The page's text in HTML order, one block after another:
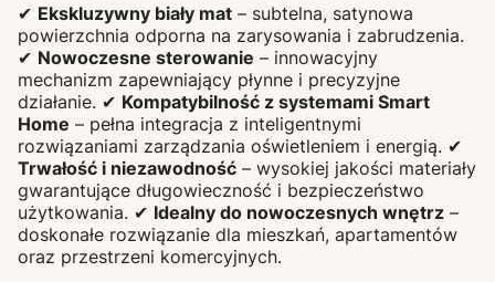
✔ Ekskluzywny biały mat – subtelna, satynowa
powierzchnia odporna na zarysowania i zabrudzenia.
✔ Nowoczesne sterowanie – innowacyjny
mechanizm zapewniający płynne i precyzyjne
działanie. ✔ Kompatybilność z systemami Smart
Home – pełna integracja z inteligentnymi
rozwiązaniami zarządzania oświetleniem i energią. ✔
Trwałość i niezawodność – wysokiej jakości materiały
gwarantujące długowieczność i bezpieczeństwo
użytkowania. ✔ Idealny do nowoczesnych wnętrz –
doskonałe rozwiązanie dla mieszkań, apartamentów
oraz przestrzeni komercyjnych.